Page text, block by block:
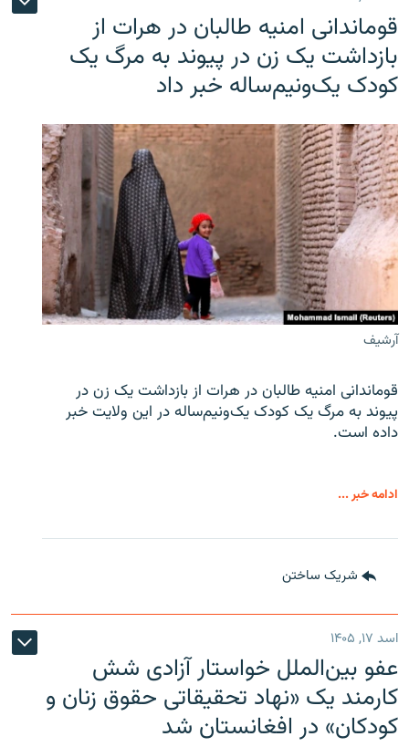
قوماندانی امنیه طالبان در هرات از
بازداشت یک زن در پیوند به مرگ یک
کودک یک‌ونیم‌ساله خبر داد
آرشیف
قوماندانی امنیه طالبان در هرات از بازداشت یک زن در
پیوند به مرگ یک کودک یک‌ونیم‌ساله در این ولایت خبر
داده است.
ادامه خبر ...
شریک ساختن
اسد ۱۷, ۱۴۰۵
عفو بین‌الملل خواستار آزادی شش
کارمند یک «نهاد تحقیقاتی حقوق زنان و
کودکان» در افغانستان شد